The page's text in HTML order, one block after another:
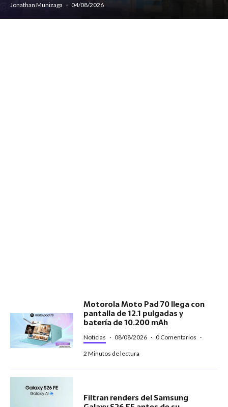
Jonathan Munizaga · 04/08/2026
Motorola Moto Pad 70 llega con
pantalla de 12.1 pulgadas y
batería de 10.200 mAh
Noticias · 08/08/2026 · 0 Comentarios ·
2 Minutos de lectura
Filtran renders del Samsung